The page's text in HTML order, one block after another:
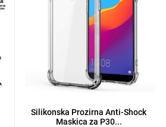
Silikonska Prozirna Anti-Shock
Maskica za P30...